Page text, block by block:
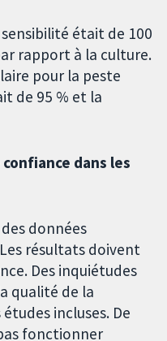
était de 100
rapport à la culture.
pour la peste
de 95 % et la
dans les
données
résultats doivent
Des inquiétudes
qualité de la
incluses. De
fonctionner